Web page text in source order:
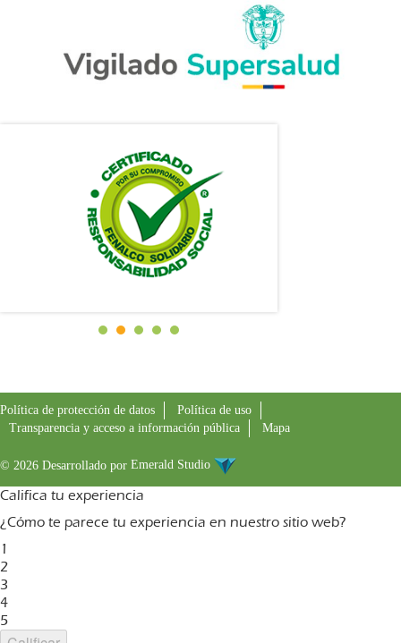
Política de protección de datos
Política de uso
Transparencia y acceso a información pública
Mapa
© 2026 Desarrollado por Emerald Studio
Califica tu experiencia
¿Cómo te parece tu experiencia en nuestro sitio web?
1
2
3
4
5